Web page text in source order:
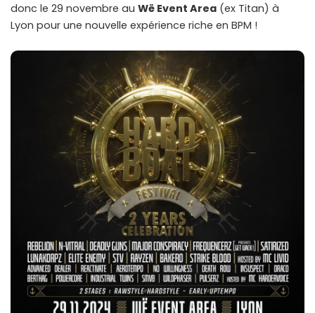
donc le 29 novembre au Wë Event Area (ex Titan) à
Lyon pour une nouvelle expérience riche en BPM !